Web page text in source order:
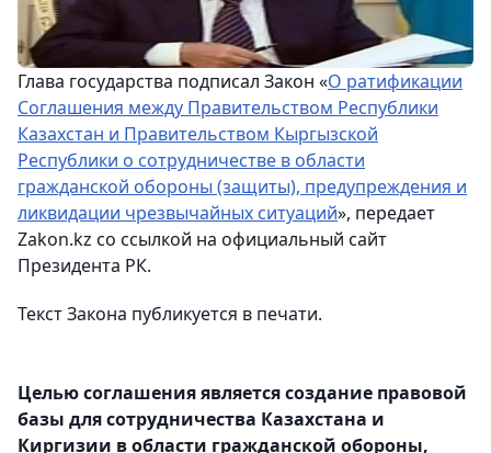
Глава государства подписал Закон «О ратификации
Соглашения между Правительством Республики
Казахстан и Правительством Кыргызской
Республики о сотрудничестве в области
гражданской обороны (защиты), предупреждения и
ликвидации чрезвычайных ситуаций», передает
Zakon.kz со ссылкой на официальный сайт
Президента РК.
Текст Закона публикуется в печати.
Целью соглашения является создание правовой
базы для сотрудничества Казахстана и
Киргизии в области гражданской обороны,